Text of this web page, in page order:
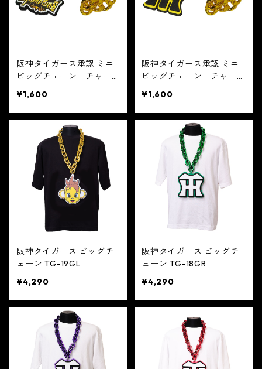
阪神タイガース承認 ミニ
ビッグチェーン チャー
¥1,600
阪神タイガース承認 ミニ
ビッグチェーン チャー
¥1,600
阪神タイガース ビッグチ
ェーン TG-19GL
¥4,290
阪神タイガース ビッグチ
ェーン TG-18GR
¥4,290